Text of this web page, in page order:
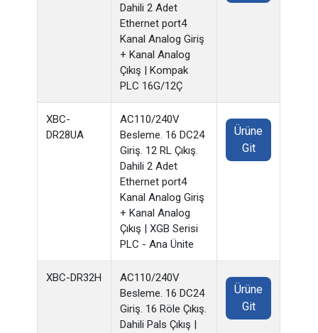
Dahili 2 Adet
Ethernet port4
Kanal Analog Giriş
+ Kanal Analog
Çıkış | Kompak
PLC 16G/12Ç
XBC-
DR28UA
AC110/240V
Besleme. 16 DC24
Giriş. 12 RL Çıkış.
Dahili 2 Adet
Ethernet port4
Kanal Analog Giriş
+ Kanal Analog
Çıkış | XGB Serisi
PLC - Ana Ünite
Ürüne
Git
XBC-DR32H
AC110/240V
Besleme. 16 DC24
Giriş. 16 Röle Çıkış.
Dahili Pals Çıkış |
Ürüne
Git